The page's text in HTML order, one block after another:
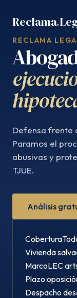
Reclama.
RECLAMA
Defensa frente
Paramos el
abusivas y
TJUE.
Análisis
Cobertura
Vivienda
MarcoLEC
Plazo
Despacho